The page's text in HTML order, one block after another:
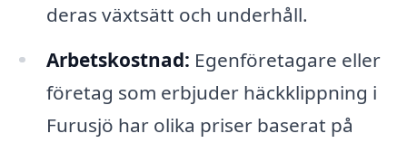
deras växtsätt och underhåll.
Arbetskostnad: Egenföretagare eller
företag som erbjuder häckklippning i
Furusjö har olika priser baserat på